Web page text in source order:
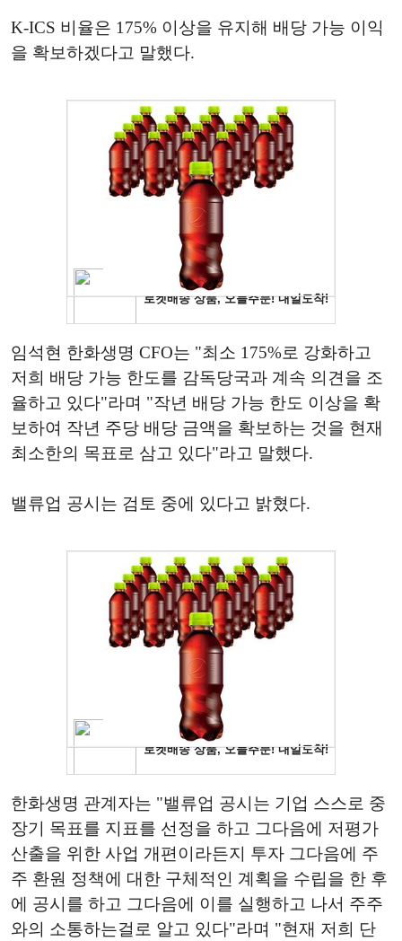
K-ICS 비율은 175% 이상을 유지해 배당 가능 이익
을 확보하겠다고 말했다.
임석현 한화생명 CFO는 "최소 175%로 강화하고
저희 배당 가능 한도를 감독당국과 계속 의견을 조
율하고 있다"라며 "작년 배당 가능 한도 이상을 확
보하여 작년 주당 배당 금액을 확보하는 것을 현재
최소한의 목표로 삼고 있다"라고 말했다.
밸류업 공시는 검토 중에 있다고 밝혔다.
한화생명 관계자는 "밸류업 공시는 기업 스스로 중
장기 목표를 지표를 선정을 하고 그다음에 저평가
산출을 위한 사업 개편이라든지 투자 그다음에 주
주 환원 정책에 대한 구체적인 계획을 수립을 한 후
에 공시를 하고 그다음에 이를 실행하고 나서 주주
와의 소통하는걸로 알고 있다"라며 "현재 저희 단